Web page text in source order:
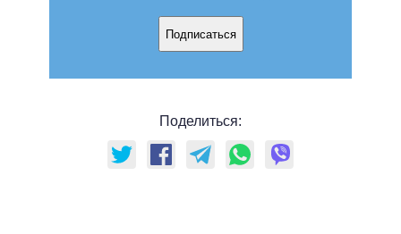
Подписаться
Поделиться: